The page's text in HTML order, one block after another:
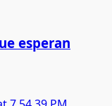
esperan